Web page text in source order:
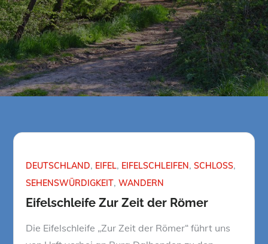
DEUTSCHLAND EIFEL EIFELSCHLEIFEN SCHLOSS
SEHENSWÜRDIGKEIT WANDERN
Eifelschleife Zur Zeit der Römer
Die Eifelschleife „Zur Zeit der Römer“ führt uns